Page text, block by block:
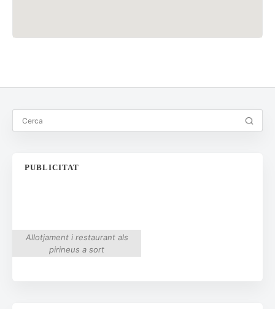
PUBLICITAT
Allotjament i restaurant als
pirineus a sort